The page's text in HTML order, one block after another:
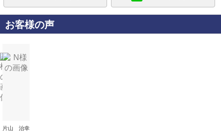
お客様の声
片山 治幸